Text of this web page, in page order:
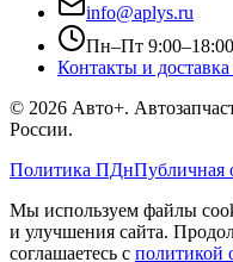
info@aplys.ru
Пн–Пт
Контакты и
© 2026 Авто+.
России.
Политика ПДнПубличная
Мы используем файлы
и улучшения сайта.
соглашаетесь с политикой